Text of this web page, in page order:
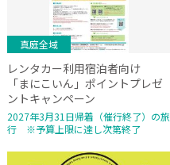
真庭全域
レンタカー利用宿泊者向け
「まにこいん」ポイントプレゼ
ントキャンペーン
2027年3月31日帰着（催行終了）の旅
行 ※予算上限に達し次第終了